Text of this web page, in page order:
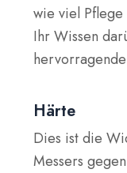
wie viel
Ihr Wissen
Härte
Dies ist die
Messers